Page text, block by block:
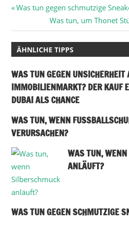
Vorheriger
Was tun gegen schmutzige
Nächster
Beitrag:
Was tun, um Thonet
ÄHNLICHE TIPPS
WAS TUN GEGEN UNSICHERHEIT
IMMOBILIENMARKT? DER KAUF
DUBAI ALS CHANCE
WAS TUN, WENN
ERURSACHEN?
WAS TUN,
ANLÄUFT?
WAS TUN GEGEN SCHMUTZIGE